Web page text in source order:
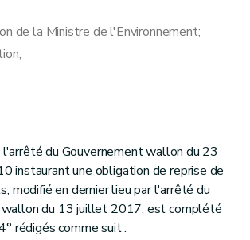
de la Ministre de l'Environnement;
du Gouvernement wallon du 23
instaurant une obligation de reprise de
modifié en dernier lieu par l'arrêté du
wallon du 13 juillet 2017, est complété
rédigés comme suit :